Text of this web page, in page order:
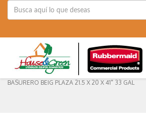
BASURERO BEIG PLAZA 21.5 X 20 X 41" 33 GAL